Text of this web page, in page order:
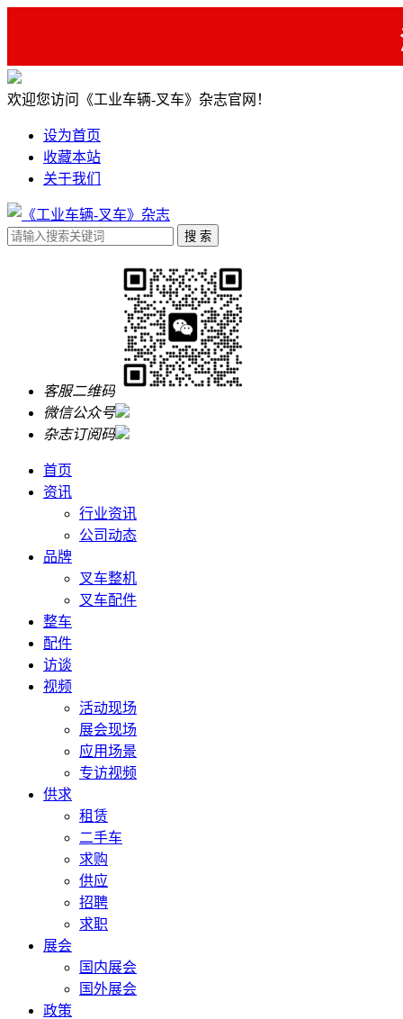
欢迎您访问《工业车辆-叉车》杂志官网！
设为首页
收藏本站
关于我们
客服二维码
微信公众号
杂志订阅码
首页
资讯
行业资讯
公司动态
品牌
叉车整机
叉车配件
整车
配件
访谈
视频
活动现场
展会现场
应用场景
专访视频
供求
租赁
二手车
求购
供应
招聘
求职
展会
国内展会
国外展会
政策